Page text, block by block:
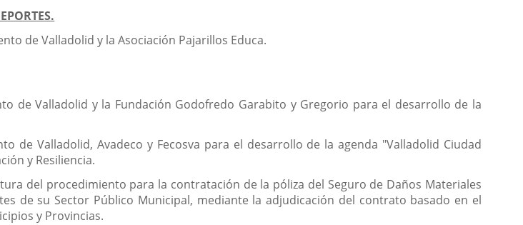
de Valladolid y la Asociación Pajarillos Educa.
de Valladolid y la Fundación Godofredo Garabito y Gregorio para el desarrollo de la
de Valladolid, Avadeco y Fecosva para el desarrollo de la agenda "Valladolid Ciudad
y Resiliencia.
del procedimiento para la contratación de la póliza del Seguro de Daños Materiales
de su Sector Público Municipal, mediante la adjudicación del contrato basado en el
y Provincias.